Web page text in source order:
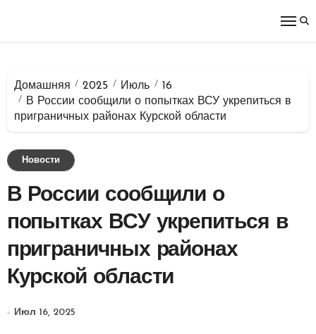
Домашняя 2025 Июль
16
В России сообщили о попытках ВСУ укрепиться в
приграничных районах Курской области
Новости
В России сообщили о
попытках ВСУ укрепиться в
приграничных районах
Курской области
Июл 16, 2025